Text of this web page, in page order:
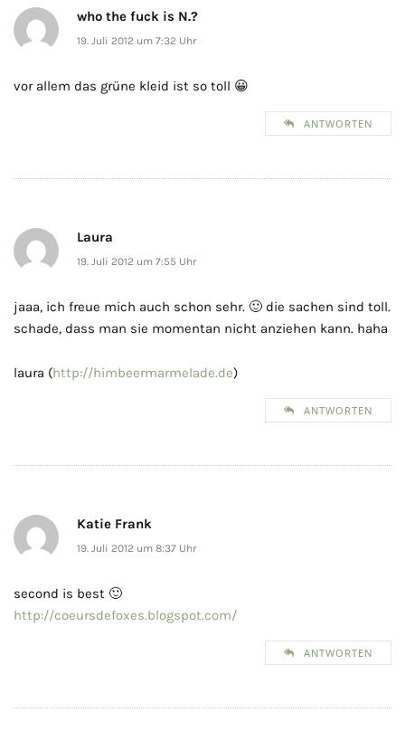
who the fuck is N.?
19. Juli 2012 um 7:32 Uhr
vor allem das grüne kleid ist so toll 😀
ANTWORTEN
Laura
19. Juli 2012 um 7:55 Uhr
jaaa, ich freue mich auch schon sehr. 🙂 die sachen sind toll.
schade, dass man sie momentan nicht anziehen kann. haha
laura (http://himbeermarmelade.de)
ANTWORTEN
Katie Frank
19. Juli 2012 um 8:37 Uhr
second is best 🙂
http://coeursdefoxes.blogspot.com/
ANTWORTEN